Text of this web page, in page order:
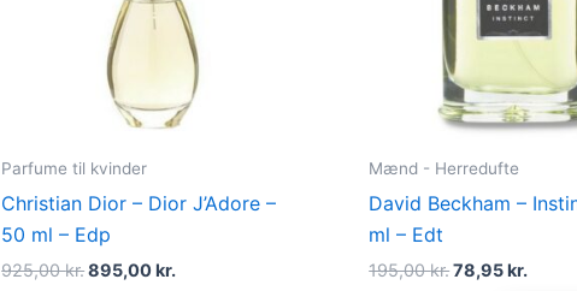
Parfume til kvinder
Christian Dior – Dior J’Adore –
50 ml – Edp
925,00kr.895,00kr.
Mænd - Herredufte
David Beckham –
ml – Edt
195,00kr.78,95kr.